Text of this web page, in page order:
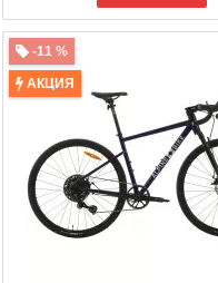
-11 %
АКЦИЯ